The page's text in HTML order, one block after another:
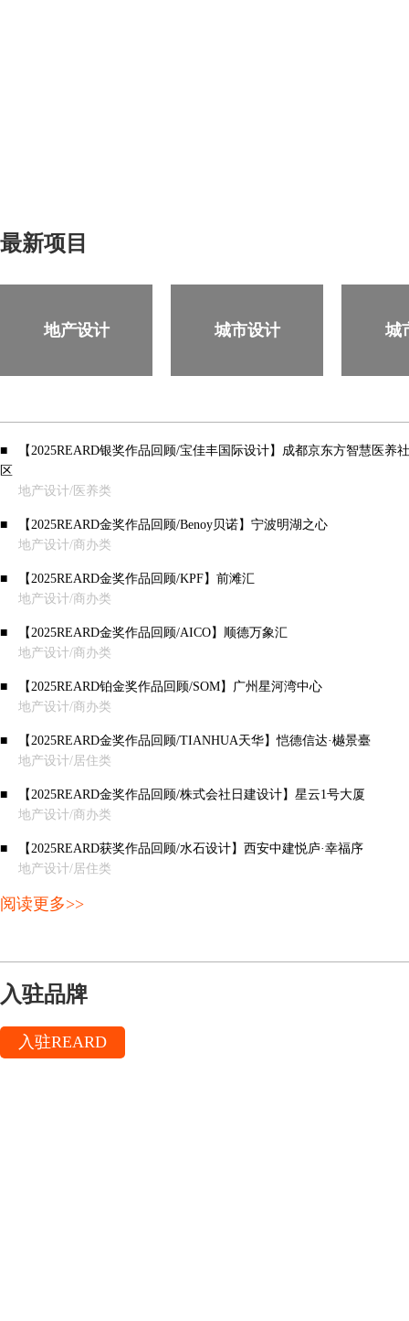
最新项目
地产设计 城市设计 城
■
【2025REARD银奖作品回顾/宝佳丰国际设计】成都京东方智慧医养社
区
地产设计/医养类
■
【2025REARD金奖作品回顾/Benoy贝诺】宁波明湖之心
地产设计/商办类
■
【2025REARD金奖作品回顾/KPF】前滩汇
地产设计/商办类
■
【2025REARD金奖作品回顾/AICO】顺德万象汇
地产设计/商办类
■
【2025REARD铂金奖作品回顾/SOM】广州星河湾中心
地产设计/商办类
■
【2025REARD金奖作品回顾/TIANHUA天华】恺德信达·樾景臺
地产设计/居住类
■
【2025REARD金奖作品回顾/株式会社日建设计】星云1号大厦
地产设计/商办类
■
【2025REARD获奖作品回顾/水石设计】西安中建悦庐·幸福序
地产设计/居住类
阅读更多>>
入驻品牌
入驻REARD